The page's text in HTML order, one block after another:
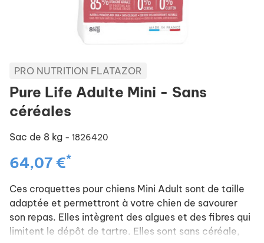
PRO NUTRITION FLATAZOR
Pure Life Adulte Mini - Sans
céréales
Sac de 8 kg - 1826420
64,07 €*
Ces croquettes pour chiens Mini Adult sont de taille
adaptée et permettront à votre chien de savourer
son repas. Elles intègrent des algues et des fibres qui
limitent le dépôt de tartre. Elles sont sans céréale,